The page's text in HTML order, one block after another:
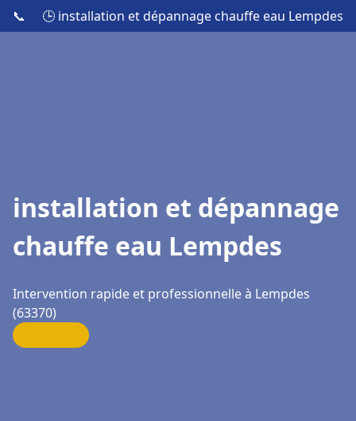
📞 🕒 installation et dépannage chauffe eau Lempdes
installation et dépannage
chauffe eau Lempdes
Intervention rapide et professionnelle à Lempdes
(63370)